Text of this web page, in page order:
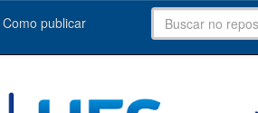
Como publicar